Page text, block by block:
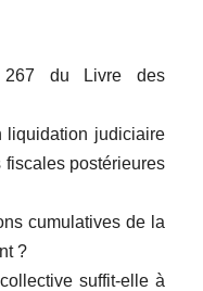
267 du Livre des
liquidation judiciaire
fiscales postérieures
cumulatives de la
?
suffit-elle à